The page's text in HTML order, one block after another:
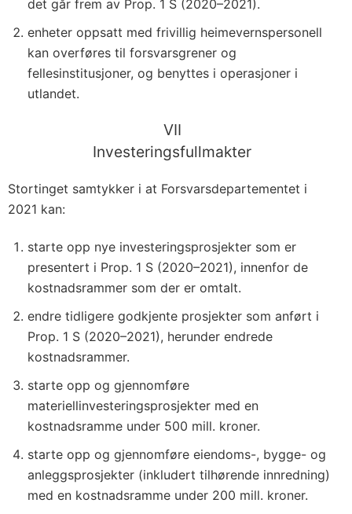
det går frem av Prop. 1 S (2020–2021).
enheter oppsatt med frivillig heimevernspersonell
kan overføres til forsvarsgrener og
fellesinstitusjoner, og benyttes i operasjoner i
utlandet.
VII
Investeringsfullmakter
Stortinget samtykker i at Forsvarsdepartementet i
2021 kan:
starte opp nye investeringsprosjekter som er
presentert i Prop. 1 S (2020–2021), innenfor de
kostnadsrammer som der er omtalt.
endre tidligere godkjente prosjekter som anført i
Prop. 1 S (2020–2021), herunder endrede
kostnadsrammer.
starte opp og gjennomføre
materiellinvesteringsprosjekter med en
kostnadsramme under 500 mill. kroner.
starte opp og gjennomføre eiendoms-, bygge- og
anleggsprosjekter (inkludert tilhørende innredning)
med en kostnadsramme under 200 mill. kroner.